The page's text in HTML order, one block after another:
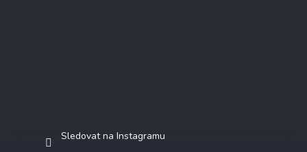
Sledovat na Instagramu